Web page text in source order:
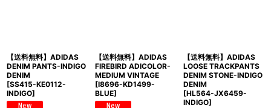
【送料無料】ADIDAS
DENIM PANTS-INDIGO
DENIM
[SS415-KE0112-
INDIGO]
【送料無料】ADIDAS
FIREBIRD ADICOLOR-
MEDIUM VINTAGE
[I8696-KD1499-
BLUE]
【送料無料】ADIDAS
LOOSE TRACKPANTS
DENIM STONE-INDIGO
DENIM
[HL564-JX6459-
INDIGO]